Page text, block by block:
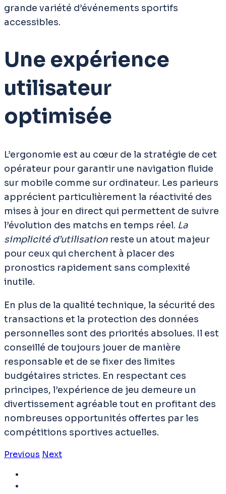
grande variété d’événements sportifs
accessibles.
Une expérience
utilisateur
optimisée
L’ergonomie est au cœur de la stratégie de cet
opérateur pour garantir une navigation fluide
sur mobile comme sur ordinateur. Les parieurs
apprécient particulièrement la réactivité des
mises à jour en direct qui permettent de suivre
l’évolution des matchs en temps réel. La
simplicité d’utilisation reste un atout majeur
pour ceux qui cherchent à placer des
pronostics rapidement sans complexité
inutile.
En plus de la qualité technique, la sécurité des
transactions et la protection des données
personnelles sont des priorités absolues. Il est
conseillé de toujours jouer de manière
responsable et de se fixer des limites
budgétaires strictes. En respectant ces
principes, l’expérience de jeu demeure un
divertissement agréable tout en profitant des
nombreuses opportunités offertes par les
compétitions sportives actuelles.
Previous Next